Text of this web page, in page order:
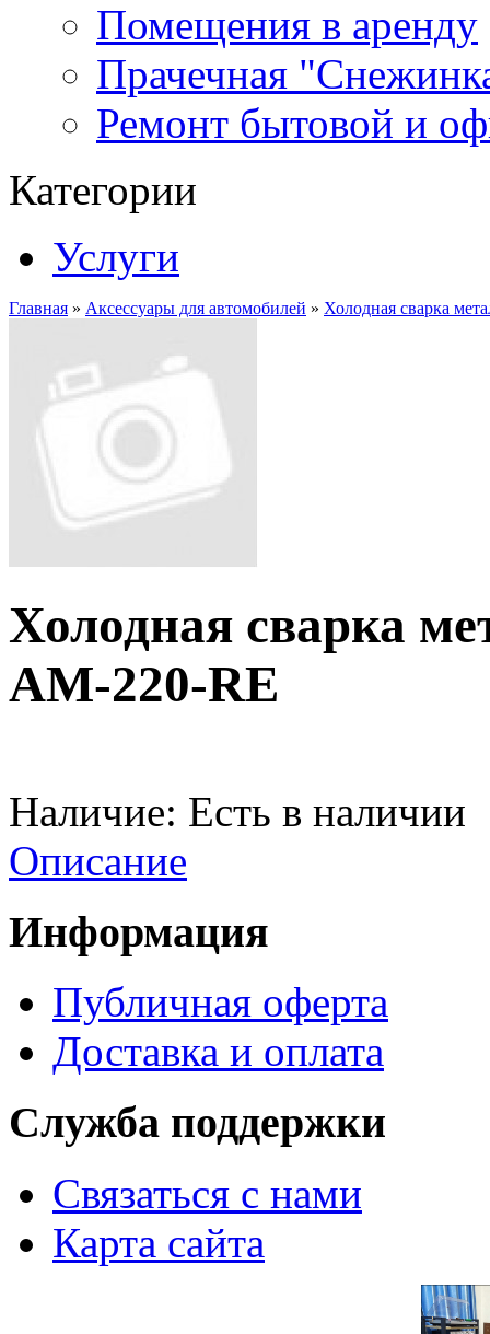
Помещения в аренду
Прачечная
Ремонт бытовой и
Категории
Услуги
Главная » Аксессуары для автомобилей » Холодная сварка
Холодная сварка
AM-220-RE
Наличие: Есть в наличии
Описание
Информация
Публичная оферта
Доставка и оплата
Служба поддержки
Связаться с нами
Карта сайта